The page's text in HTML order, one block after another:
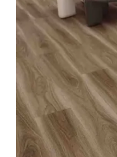
Walnut
-
1220
Elegant
Cliq
quantity